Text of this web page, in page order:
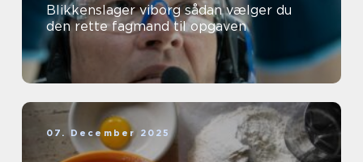
Blikkenslager viborg sådan vælger du
den rette fagmand til opgaven
07. December 2025